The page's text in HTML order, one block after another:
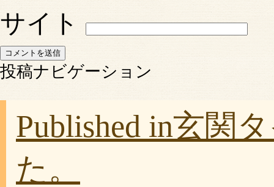
サイト
投稿ナビゲーション
Published in玄関
た。